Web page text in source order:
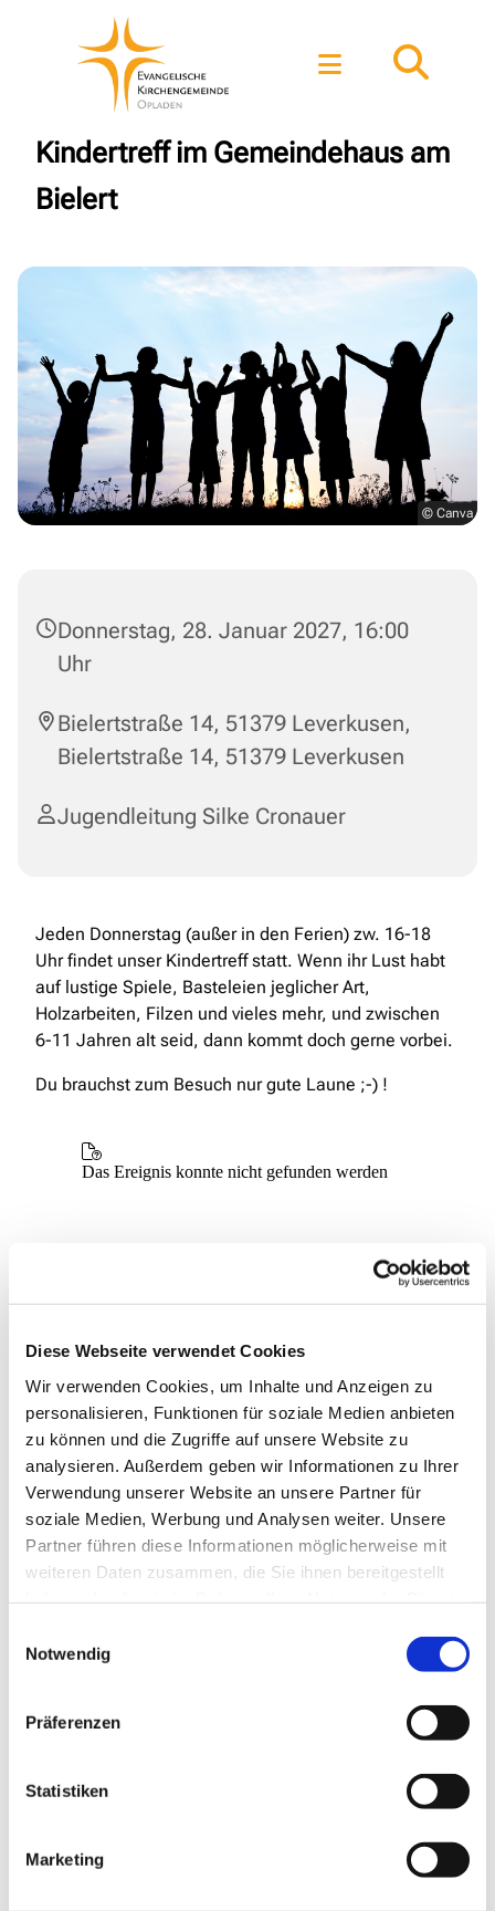
Diese Webseite verwendet Cookies
Wir verwenden Cookies, um Inhalte und Anzeigen zu
personalisieren, Funktionen für soziale Medien anbieten
zu können und die Zugriffe auf unsere Website zu
analysieren. Außerdem geben wir Informationen zu Ihrer
Verwendung unserer Website an unsere Partner für
soziale Medien, Werbung und Analysen weiter. Unsere
Partner führen diese Informationen möglicherweise mit
weiteren Daten zusammen, die Sie ihnen bereitgestellt
Notwendig
Präferenzen
Statistiken
Marketing
Kindertreff im Gemeindehaus am
Bielert
© Canva
Donnerstag, 28. Januar 2027, 16:00
Uhr
Bielertstraße 14, 51379 Leverkusen,
Bielertstraße 14, 51379 Leverkusen
Jugendleitung Silke Cronauer
Jeden Donnerstag (außer in den Ferien) zw. 16-18
Uhr findet unser Kindertreff statt. Wenn ihr Lust habt
auf lustige Spiele, Basteleien jeglicher Art,
Holzarbeiten, Filzen und vieles mehr, und zwischen
6-11 Jahren alt seid, dann kommt doch gerne vorbei.
Du brauchst zum Besuch nur gute Laune ;-) !
Dies könnte Sie auch